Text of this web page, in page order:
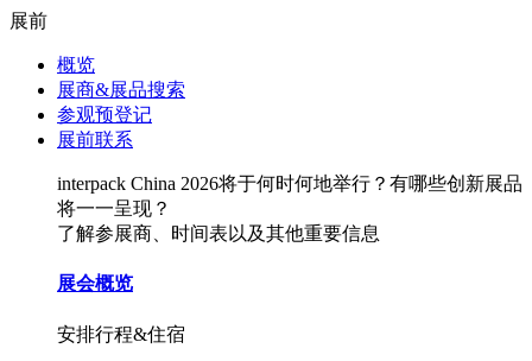
展前
概览
展商&展品搜索
参观预登记
展前联系
interpack China 2026将于何时何地举行？有哪些创新展品
将一一呈现？
了解参展商、时间表以及其他重要信息
展会概览
安排行程&住宿